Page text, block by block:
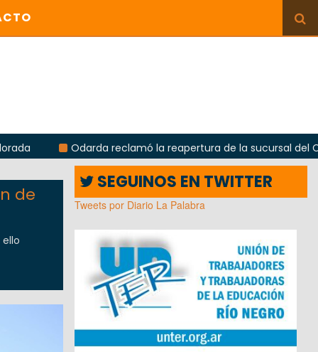
Odarda reclamó la reapertura de la sucursal del Correo
de
SEGUINOS EN TWITTER
Tweets por Diario La Palabra